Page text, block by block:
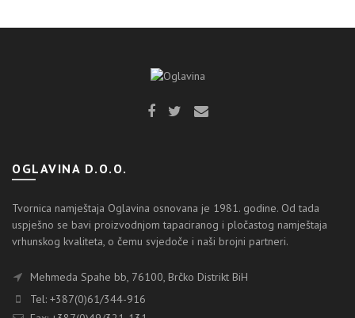
OGLAVINA D.O.O.
Tvornica namještaja Oglavina osnovana je 1981. godine. Od tada
uspješno se bavi proizvodnjom tapaciranog i pločastog namještaja
vrhunskog kvaliteta, o čemu svjedoče i naši brojni partneri.
Mehmeda Spahe bb, 76100, Brčko Distrikt BiH
Tel: +387(0)61/344-916